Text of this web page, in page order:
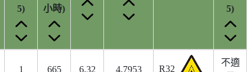
5)
小時)
5)
1 665 6.32 4.7953 R32
不適